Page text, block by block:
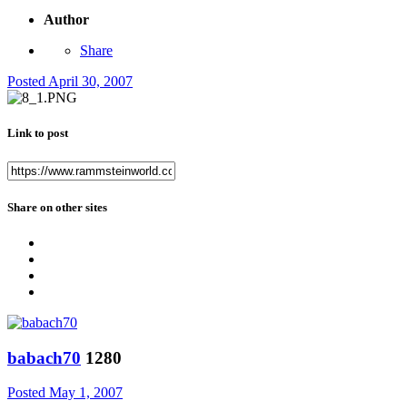
Author
Share
Posted April 30, 2007
Link to post
Share on other sites
babach70 1280
Posted May 1, 2007